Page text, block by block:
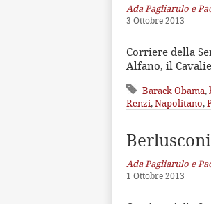
Ada Pagliarulo e
3 Ottobre 2013
Corriere della
Alfano, il
Barack Obama,
Renzi,Napolitano,
Ada Pagliarulo e
1 Ottobre 2013